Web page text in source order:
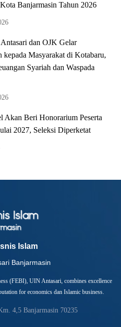
Banjarmasin Tahun 2026
dan OJK Gelar
kepada Masyarakat di Kotabaru,
Syariah dan Waspada
Akan Beri Honorarium Peserta
2027, Seleksi Diperketat
Islam
Banjarmasin
(FEBI), UIN Antasari, combines excellence
for economics dan Islamic business.
4,5 Banjarmasin 70235